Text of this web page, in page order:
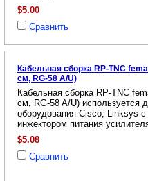
$5.00
Сравнить
Кабельная сборка RP-TNC
см, RG-58 A/U)
Кабельная сборка RP-TNC
см, RG-58 A/U) используется
оборудования Cisco, Linksys
инжектором питания
$5.08
Сравнить